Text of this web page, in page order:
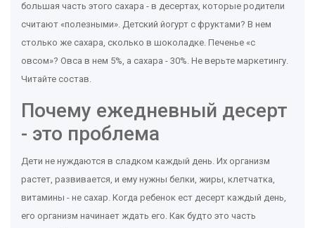
большая часть этого сахара - в десертах, которые родители
считают «полезными». Детский йогурт с фруктами? В нем
столько же сахара, сколько в шоколадке. Печенье «с
овсом»? Овса в нем 5%, а сахара - 30%. Не верьте маркетингу.
Читайте состав.
Почему ежедневный десерт
- это проблема
Дети не нуждаются в сладком каждый день. Их организм
растет, развивается, и ему нужны белки, жиры, клетчатка,
витамины - не сахар. Когда ребенок ест десерт каждый день,
его организм начинает ждать его. Как будто это часть